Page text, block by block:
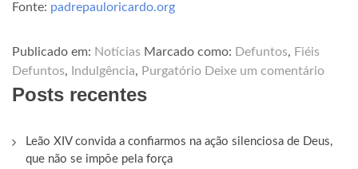
Fonte: padrepauloricardo.org
Publicado em: Notícias Marcado como: Defuntos, Fiéis
Defuntos, Indulgência, Purgatório Deixe um comentário
Posts recentes
Leão XIV convida a confiarmos na ação silenciosa de Deus,
que não se impõe pela força